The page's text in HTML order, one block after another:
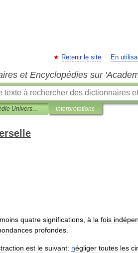
Retenir le site En
et Encyclopédies sur
Encyclopédie Universelle interprétations
moins quatre significations à la fois
profondes
est le suivant: négliger toutes les